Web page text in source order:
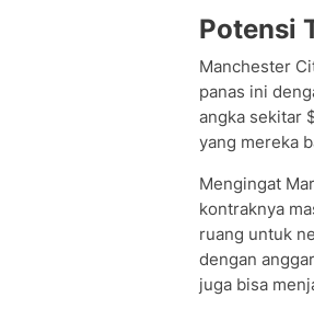
Potensi
Manchester
panas ini
angka sekitar
yang mereka
Mengingat
kontraknya
ruang untuk
dengan
juga bisa